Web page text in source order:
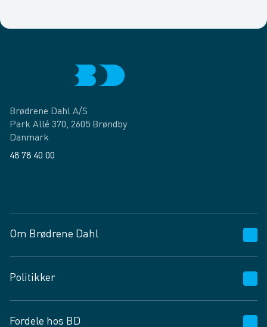
Brødrene Dahl A/S
Park Allé 370, 2605 Brøndby
Danmark
48 78 40 00
Om Brødrene Dahl
Vagttelefon 30 10 89 89
Spørgsmål og svar
Job og karriere
Politikker
Fordele hos BD